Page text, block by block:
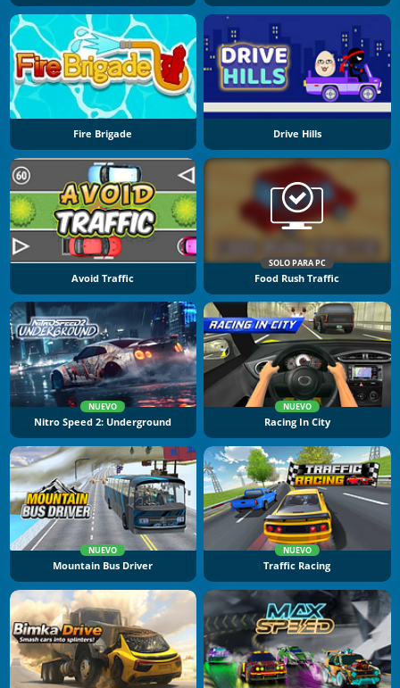
Fire Brigade Drive Hills
Avoid Traffic
SOLO PARA PC
Food Rush Traffic
NUEVO
Nitro Speed 2: Underground
NUEVO
Racing In City
NUEVO
Mountain Bus Driver
NUEVO
Traffic Racing